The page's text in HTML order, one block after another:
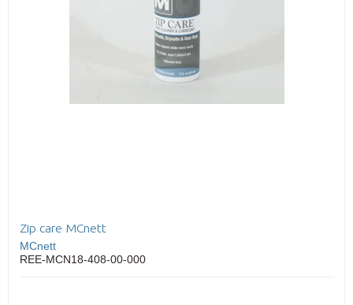
Zip care MCnett
MCnett
REE-MCN18-408-00-000